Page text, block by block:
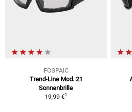
FOSPAIC
Trend-Line Mod. 21
Sonnenbrille
19,99 €1